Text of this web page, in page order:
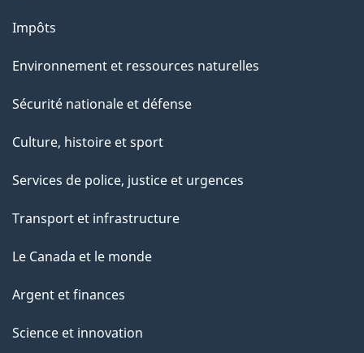
Impôts
Environnement et ressources naturelles
Sécurité nationale et défense
Culture, histoire et sport
Services de police, justice et urgences
Transport et infrastructure
Le Canada et le monde
Argent et finances
Science et innovation